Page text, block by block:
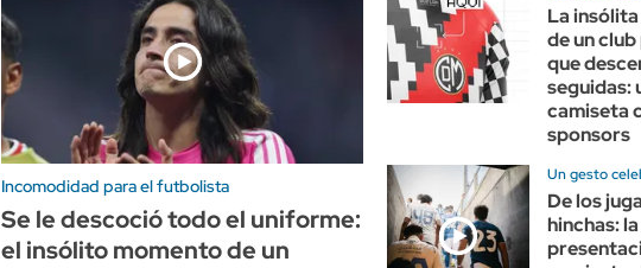
Incomodidad para el futbolista
Se le descoció todo el uniforme:
el insólito momento de un
La
de un
que
seguidas:
camiseta
sponsors
Un gesto
De los
hinchas: la